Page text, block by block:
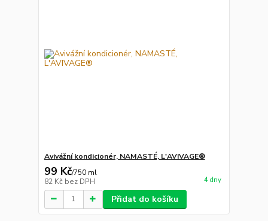
Avivážní kondicionér, NAMASTÉ, L'AVIVAGE®
99 Kč/750 ml
82 Kč bez DPH 4 dny
Přidat do košíku